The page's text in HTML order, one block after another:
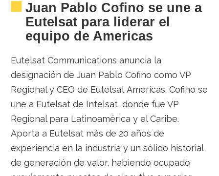
Juan Pablo Cofino se une a
Eutelsat para liderar el
equipo de Americas
Eutelsat Communications anuncia la
designación de Juan Pablo Cofino como VP
Regional y CEO de Eutelsat Americas. Cofino se
une a Eutelsat de Intelsat, donde fue VP
Regional para Latinoamérica y el Caribe.
Aporta a Eutelsat más de 20 años de
experiencia en la industria y un sólido historial
de generación de valor, habiendo ocupado